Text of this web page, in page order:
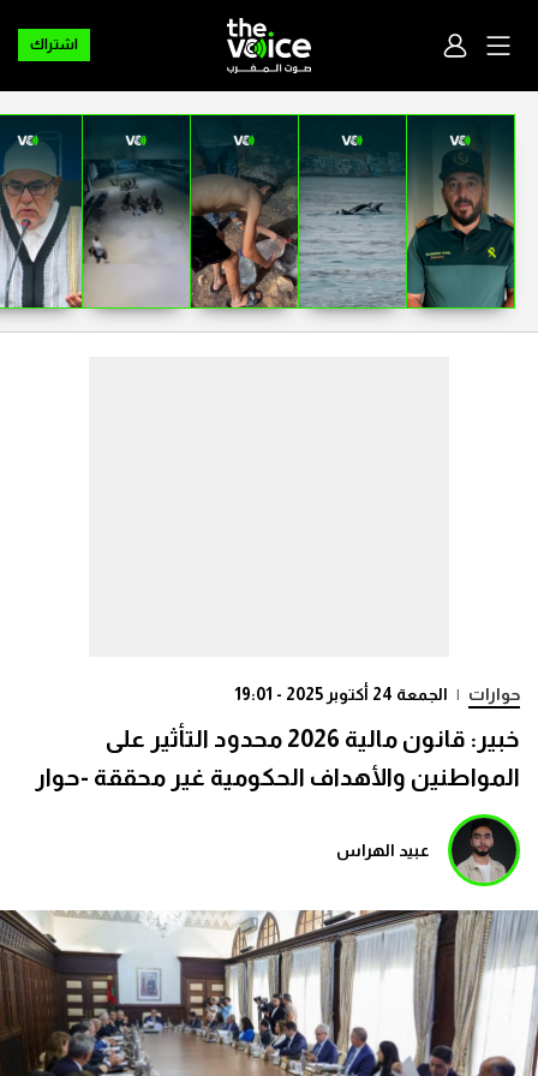
اشتراك
حوارات | الجمعة 24 أكتوبر 2025 - 19:01
خبير: قانون مالية 2026 محدود التأثير على
المواطنين والأهداف الحكومية غير محققة -حوار
عبيد الهراس